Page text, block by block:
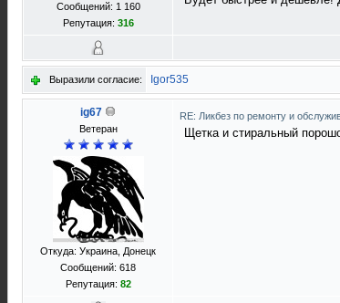
Сообщений: 1 160
Репутация: 316
Выразили согласие: Igor535
ig67
Ветеран
Откуда: Украина, Донецк
Сообщений: 618
Репутация: 82
RE: Ликбез по ремонту и
Щетка и стиральный